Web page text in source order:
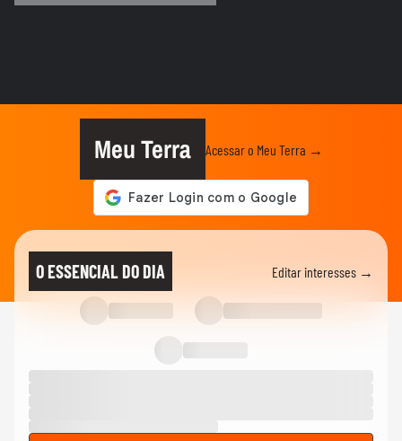
'Mulheres precisam ser amadas, e não
compreendidas': namorado de...
Jojo Todynho se anima após lipo para
retirar 4 kg das pernas:...
Boni rebate comentário de que ‘está gagá’
nas redes sociais
Meu Terra Acessar o Meu Terra →
O ESSENCIAL DO DIA Editar interesses →